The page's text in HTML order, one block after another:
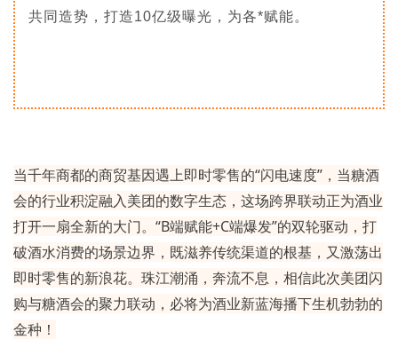
共同造势，打造10亿级曝光，为各*赋能。
当千年商都的商贸基因遇上即时零售的“闪电速度”，当糖酒
会的行业积淀融入美团的数字生态，这场跨界联动正为酒业
打开一扇全新的大门。“B端赋能+C端爆发”的双轮驱动，打
破酒水消费的场景边界，既滋养传统渠道的根基，又激荡出
即时零售的新浪花。珠江潮涌，奔流不息，相信此次美团闪
购与糖酒会的聚力联动，必将为酒业新蓝海播下生机勃勃的
金种！